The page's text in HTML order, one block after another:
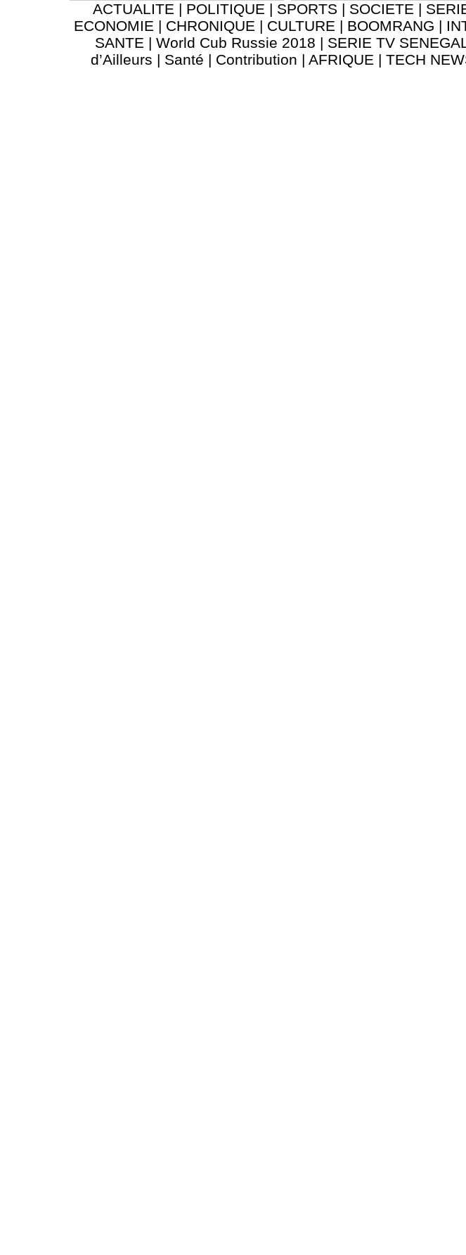
ACTUALITE | POLITIQUE | SPORTS | SOCIETE |
ECONOMIE | CHRONIQUE | CULTURE | BOOMRANG |
SANTE | World Cub Russie 2018 | SERIE TV
d’Ailleurs | Santé | Contribution | AFRIQUE | TECH